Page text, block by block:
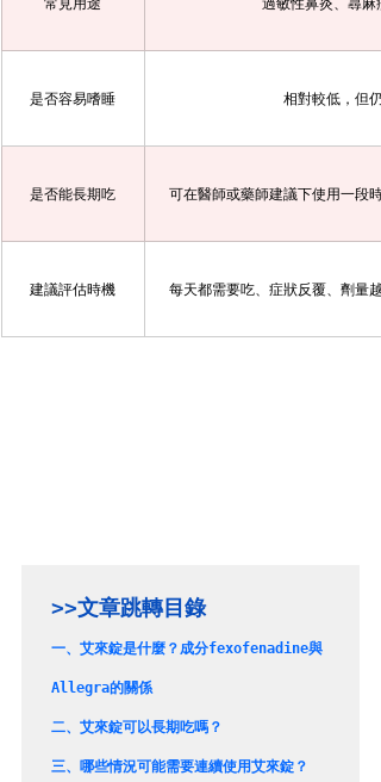
常見用途 過敏性鼻炎、蕁麻
是否容易嗜睡 相對較低，但
是否能長期吃 可在醫師或藥師建議下使用一段
建議評估時機 每天都需要吃、症狀反覆、劑量
>>文章跳轉目錄
一、 艾來錠是什麼？成分fexofenadine與
Allegra的關係
二、 艾來錠可以長期吃嗎？
三、 哪些情況可能需要連續使用艾來錠？